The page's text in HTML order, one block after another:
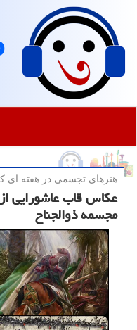
هنرهای تجسمی در هفته ای
عکاس قاب عاشورایی
مجسمه ذوالجناح